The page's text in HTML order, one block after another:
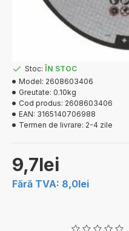
9,7lei
Fără TVA: 8,0lei
Stoc: ÎN STOC
Model: 2608603406
Greutate: 0.10kg
Cod produs: 2608603406
EAN: 3165140706988
Termen de livrare: 2-4 zile